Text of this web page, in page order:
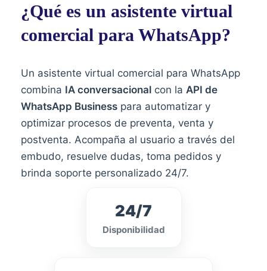
¿Qué es un asistente virtual
comercial para WhatsApp?
Un asistente virtual comercial para WhatsApp
combina IA conversacional con la API de
WhatsApp Business para automatizar y
optimizar procesos de preventa, venta y
postventa. Acompaña al usuario a través del
embudo, resuelve dudas, toma pedidos y
brinda soporte personalizado 24/7.
24/7
Disponibilidad